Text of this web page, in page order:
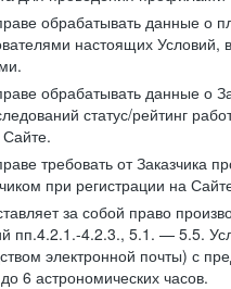
обрабатывать данные о
настоящих
обрабатывать данные о
статус/рейтинг
требовать от Заказчика
при регистрации на
за собой право
пп.4.2.1.-4.2.3., 5.1. — 5.5.
электронной почты) с
6 астрономических часов.